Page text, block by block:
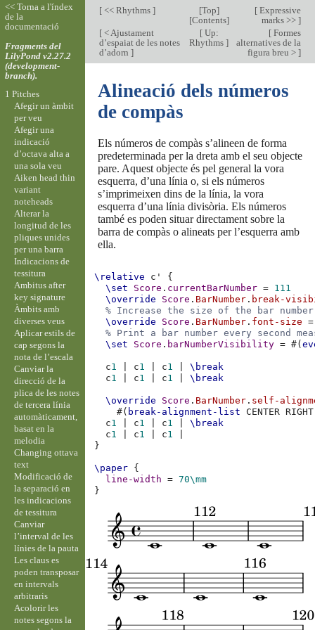
[<< Rhythms ] [Top]
[Contents]
[Expressive
marks >> ]
[< Ajustament
d’espaiat de les notes
d’adorn ]
[Up:
Rhythms]
[Formes
alternatives de la
figura breu > ]
Alineació dels números
de compàs
Els números de compàs s’alineen de forma
predeterminada per la dreta amb el seu objecte
pare. Aquest objecte és pel general la vora
esquerra, d’una línia o, si els números
s’imprimeixen dins de la línia, la vora
esquerra d’una línia divisòria. Els números
també es poden situar directament sobre la
barra de compàs o alineats per l’esquerra amb
ella.
\relative c'
{
\set
Score . currentBarNumber = 111
\override
Score . BarNumber . break-
% Increase the size of the bar
\override
Score . BarNumber . font-size
=
% Print a bar number every second
\set
Score . barNumberVisibility = #(
c1 c1 c1
\break
c1 c1 c1 \break
\override Score . BarNumber . self-
#( break-alignment-list CENTER RIGHT
c1 c1 c1
\break
c1 c1 c1
}
\paper {
line-width
= 70\mm
}
<< Torna a l'índex
de la
documentació
Fragments del
LilyPond v2.27.2
(development-
branch).
1 Pitches
Afegir un àmbit
per veu
Afegir una
indicació
d’octava alta a
una sola veu
Aiken head thin
variant
noteheads
Alterar la
longitud de les
pliques unides
per una barra
Indicacions de
tessitura
Ambitus after
key signature
Àmbits amb
diverses veus
Aplicar estils de
cap segons la
nota de l’escala
Canviar la
direcció de la
plica de les notes
de tercera línia
automàticament,
basat en la
melodia
Changing ottava
text
Modificació de
la separació en
les indicacions
de tessitura
Canviar
l’interval de les
línies de la pauta
Les claus es
poden transposar
en intervals
arbitraris
Acolorir les
notes segons la